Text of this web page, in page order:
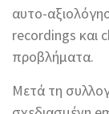
αυτο-
recordings και
προβλήματα.
Μετά τη